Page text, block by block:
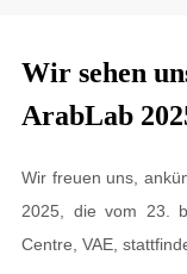
Wir sehen
ArabLab